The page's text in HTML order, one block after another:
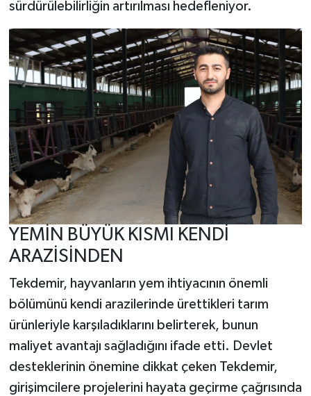
sürdürülebilirliğin artırılması hedefleniyor.
YEMİN BÜYÜK KISMI KENDİ
ARAZİSİNDEN
Tekdemir, hayvanların yem ihtiyacının önemli
bölümünü kendi arazilerinde ürettikleri tarım
ürünleriyle karşıladıklarını belirterek, bunun
maliyet avantajı sağladığını ifade etti. Devlet
desteklerinin önemine dikkat çeken Tekdemir,
girişimcilere projelerini hayata geçirme çağrısında